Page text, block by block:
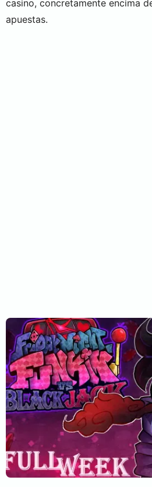
casino, concretamente encima
apuestas.